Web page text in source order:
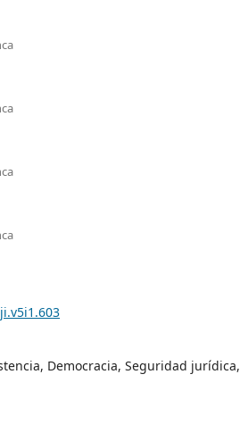
Democracia, Seguridad jurídica,